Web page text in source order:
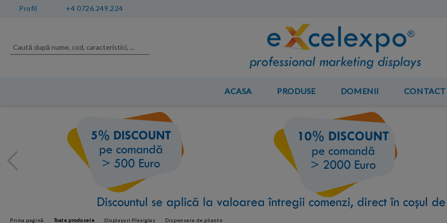
Profil +4 0726.249.224
ACASA PRODUSE DOMENII CONTACT
Prima pagină Toate produsele Displayuri Plexiglas Dispensere de pliante